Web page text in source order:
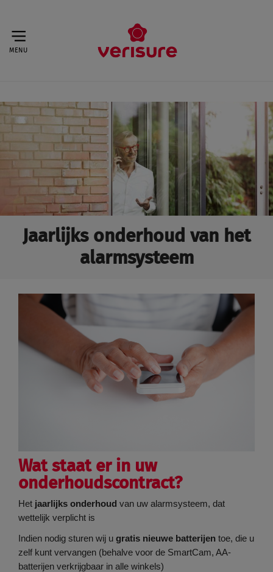
MENU
Jaarlijks onderhoud van het
alarmsysteem
Wat staat er in uw
onderhoudscontract?
Het jaarlijks onderhoud van uw alarmsysteem, dat
wettelijk verplicht is
Indien nodig sturen wij u gratis nieuwe batterijen toe, die u
zelf kunt vervangen (behalve voor de SmartCam, AA-
batterijen verkrijgbaar in alle winkels)